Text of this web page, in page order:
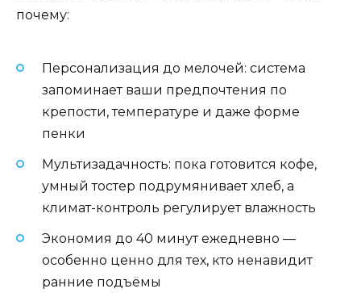
почему:
Персонализация до мелочей: система
запоминает ваши предпочтения по
крепости, температуре и даже форме
пенки
Мультизадачность: пока готовится кофе,
умный тостер подрумянивает хлеб, а
климат-контроль регулирует влажность
Экономия до 40 минут ежедневно —
особенно ценно для тех, кто ненавидит
ранние подъёмы